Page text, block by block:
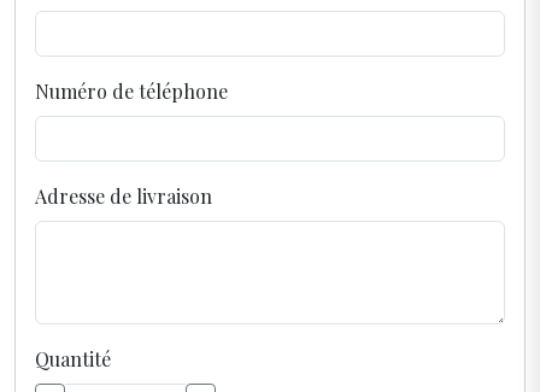
Numéro de téléphone
Adresse de livraison
Quantité